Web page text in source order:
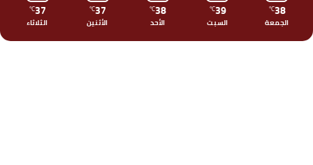
38
℃
الجمعة
39
℃
السبت
38
℃
الأحد
37
℃
الأثنين
37
℃
الثلاثاء